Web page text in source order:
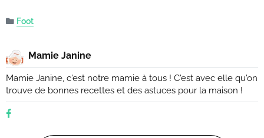
Foot
Mamie Janine
Mamie Janine, c'est notre mamie à tous ! C'est avec elle qu'on
trouve de bonnes recettes et des astuces pour la maison !